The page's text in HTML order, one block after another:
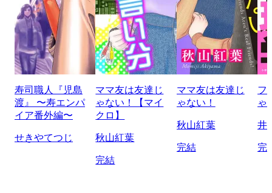
寿司職人『児島
渡』 〜寿エンパ
イア番外編〜
せきやてつじ
ママ友は友達じ
ゃない！【マイ
クロ】
秋山紅葉
完結
ママ友は友達じ
ゃない！
秋山紅葉
完結
フ
ゃ
井
完